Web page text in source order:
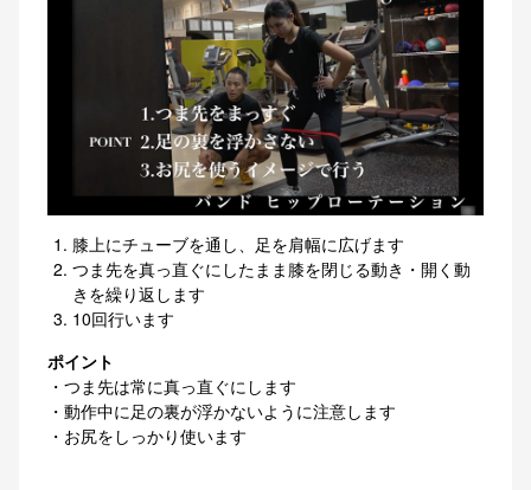
膝上にチューブを通し、足を肩幅に広げます
つま先を真っ直ぐにしたまま膝を閉じる動き・開く動
きを繰り返します
10回行います
ポイント
・つま先は常に真っ直ぐにします
・動作中に足の裏が浮かないように注意します
・お尻をしっかり使います